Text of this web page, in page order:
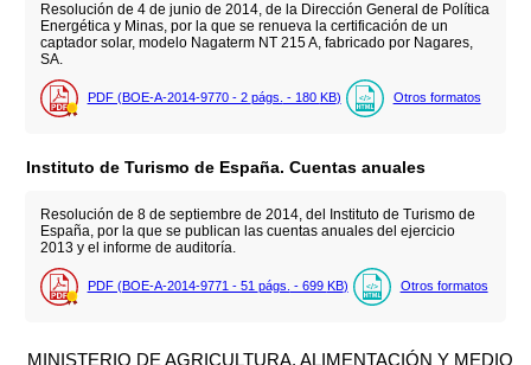
Resolución de 4 de junio de 2014, de la Dirección General de Política
Energética y Minas, por la que se renueva la certificación de un
captador solar, modelo Nagaterm NT 215 A, fabricado por Nagares,
SA.
PDF (BOE-A-2014-9770 - 2 págs. - 180 KB) Otros formatos
Instituto de Turismo de España. Cuentas anuales
Resolución de 8 de septiembre de 2014, del Instituto de Turismo de
España, por la que se publican las cuentas anuales del ejercicio
2013 y el informe de auditoría.
PDF (BOE-A-2014-9771 - 51 págs. - 699 KB) Otros formatos
MINISTERIO DE AGRICULTURA, ALIMENTACIÓN Y MEDIO